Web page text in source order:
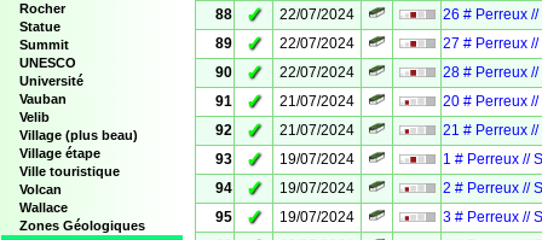
Rocher
Statue
Summit
UNESCO
Université
Vauban
Velib
Village (plus beau)
Village étape
Ville touristique
Volcan
Wallace
Zones Géologiques
88
✓ 22/07/2024
26 # Perreux
89
✓ 22/07/2024
27 # Perreux
90
✓ 22/07/2024
28 # Perreux
91
✓ 21/07/2024
20 # Perreux
92
✓ 21/07/2024
21 # Perreux
93
✓ 19/07/2024
1 # Perreux //
94
✓ 19/07/2024
2 # Perreux //
95
✓ 19/07/2024
3 # Perreux //